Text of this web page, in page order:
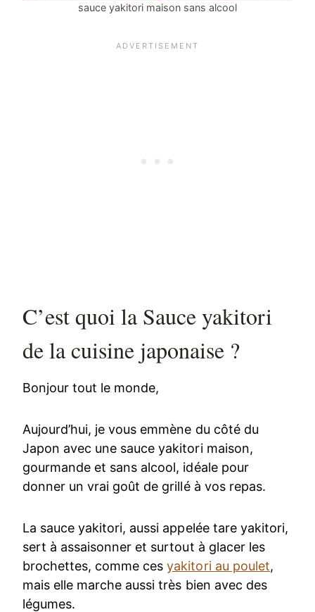
sauce yakitori maison sans alcool
C’est quoi la Sauce yakitori
de la cuisine japonaise ?
Bonjour tout le monde,
Aujourd’hui, je vous emmène du côté du
Japon avec une sauce yakitori maison,
gourmande et sans alcool, idéale pour
donner un vrai goût de grillé à vos repas.
La sauce yakitori, aussi appelée tare yakitori,
sert à assaisonner et surtout à glacer les
brochettes, comme cesyakitori au poulet,
mais elle marche aussi très bien avec des
légumes.